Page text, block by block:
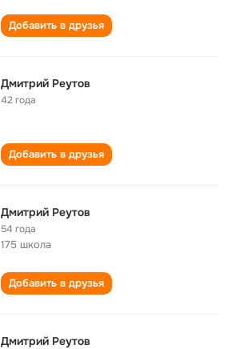
Добавить в друзья
Дмитрий Реутов
42 года
Добавить в друзья
Дмитрий Реутов
54 года
175 школа
Добавить в друзья
Дмитрий Реутов